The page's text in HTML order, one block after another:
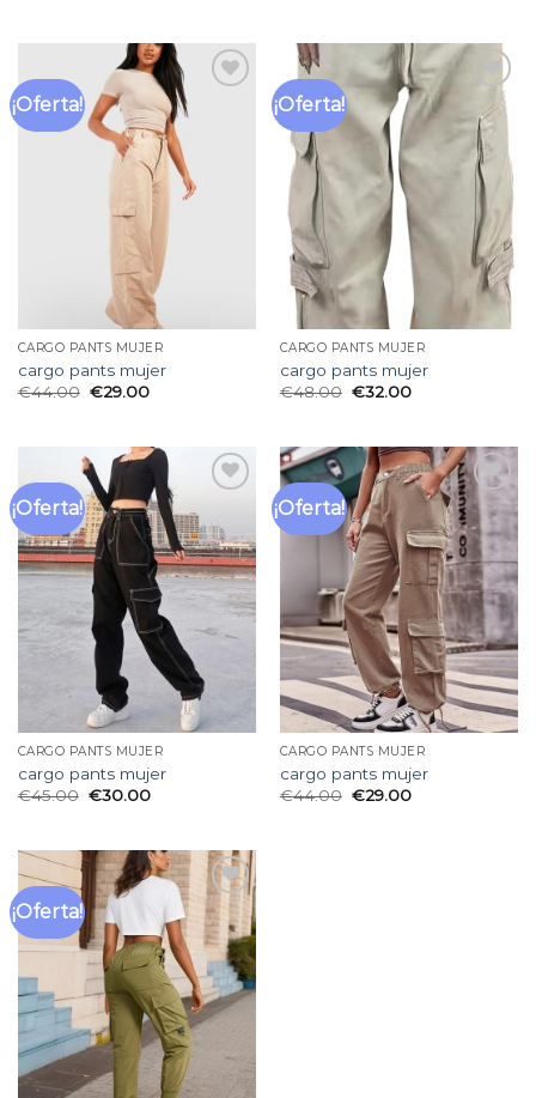
¡Oferta!
CARGO PANTS MUJER
cargo pants mujer
€44.00 €29.00
¡Oferta!
Añadir
a la
lista
de
deseos
CARGO PANTS MUJER
cargo pants mujer
€48.00 €32.00
¡Oferta!
a la
lista
de
deseos
CARGO PANTS MUJER
cargo pants mujer
€45.00 €30.00
¡Oferta!
Añadir
a la
lista
de
deseos
CARGO PANTS MUJER
cargo pants mujer
€44.00 €29.00
¡Oferta!
Añadir
a la
lista
de
deseos